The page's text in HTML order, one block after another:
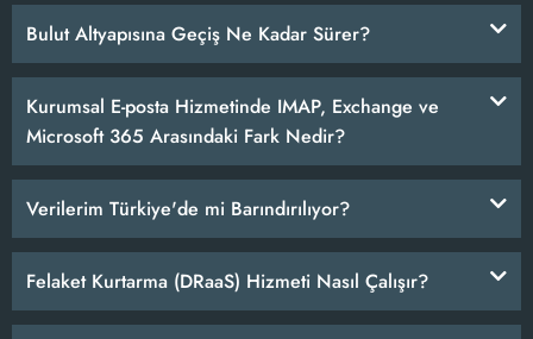
Bulut Altyapısına Geçiş Ne Kadar Sürer?
Kurumsal E-posta Hizmetinde IMAP, Exchange ve
Microsoft 365 Arasındaki Fark Nedir?
Verilerim Türkiye'de mi Barındırılıyor?
Felaket Kurtarma (DRaaS) Hizmeti Nasıl Çalışır?